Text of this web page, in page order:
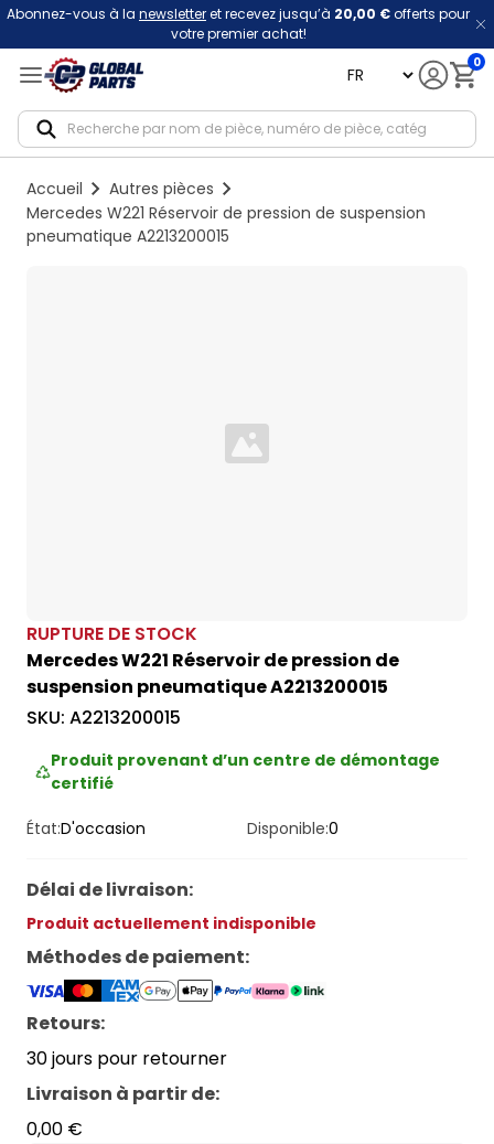
Abonnez-vous à la newsletteret recevez jusqu’à 20,00 €offerts pour
votre premier achat!
language 0
Accueil
Autres pièces
Mercedes W221 Réservoir de pression de suspension
pneumatique A2213200015
Loading...
RUPTURE DE STOCK
Mercedes W221 Réservoir de pression de
suspension pneumatique A2213200015
SKU: A2213200015
Produit provenant d’un centre de démontage
certifié
État:D'occasion Disponible:0
Délai de livraison:
Produit actuellement indisponible
Méthodes de paiement:
Retours:
30 jours pour retourner
Livraison à partir de:
0,00 €